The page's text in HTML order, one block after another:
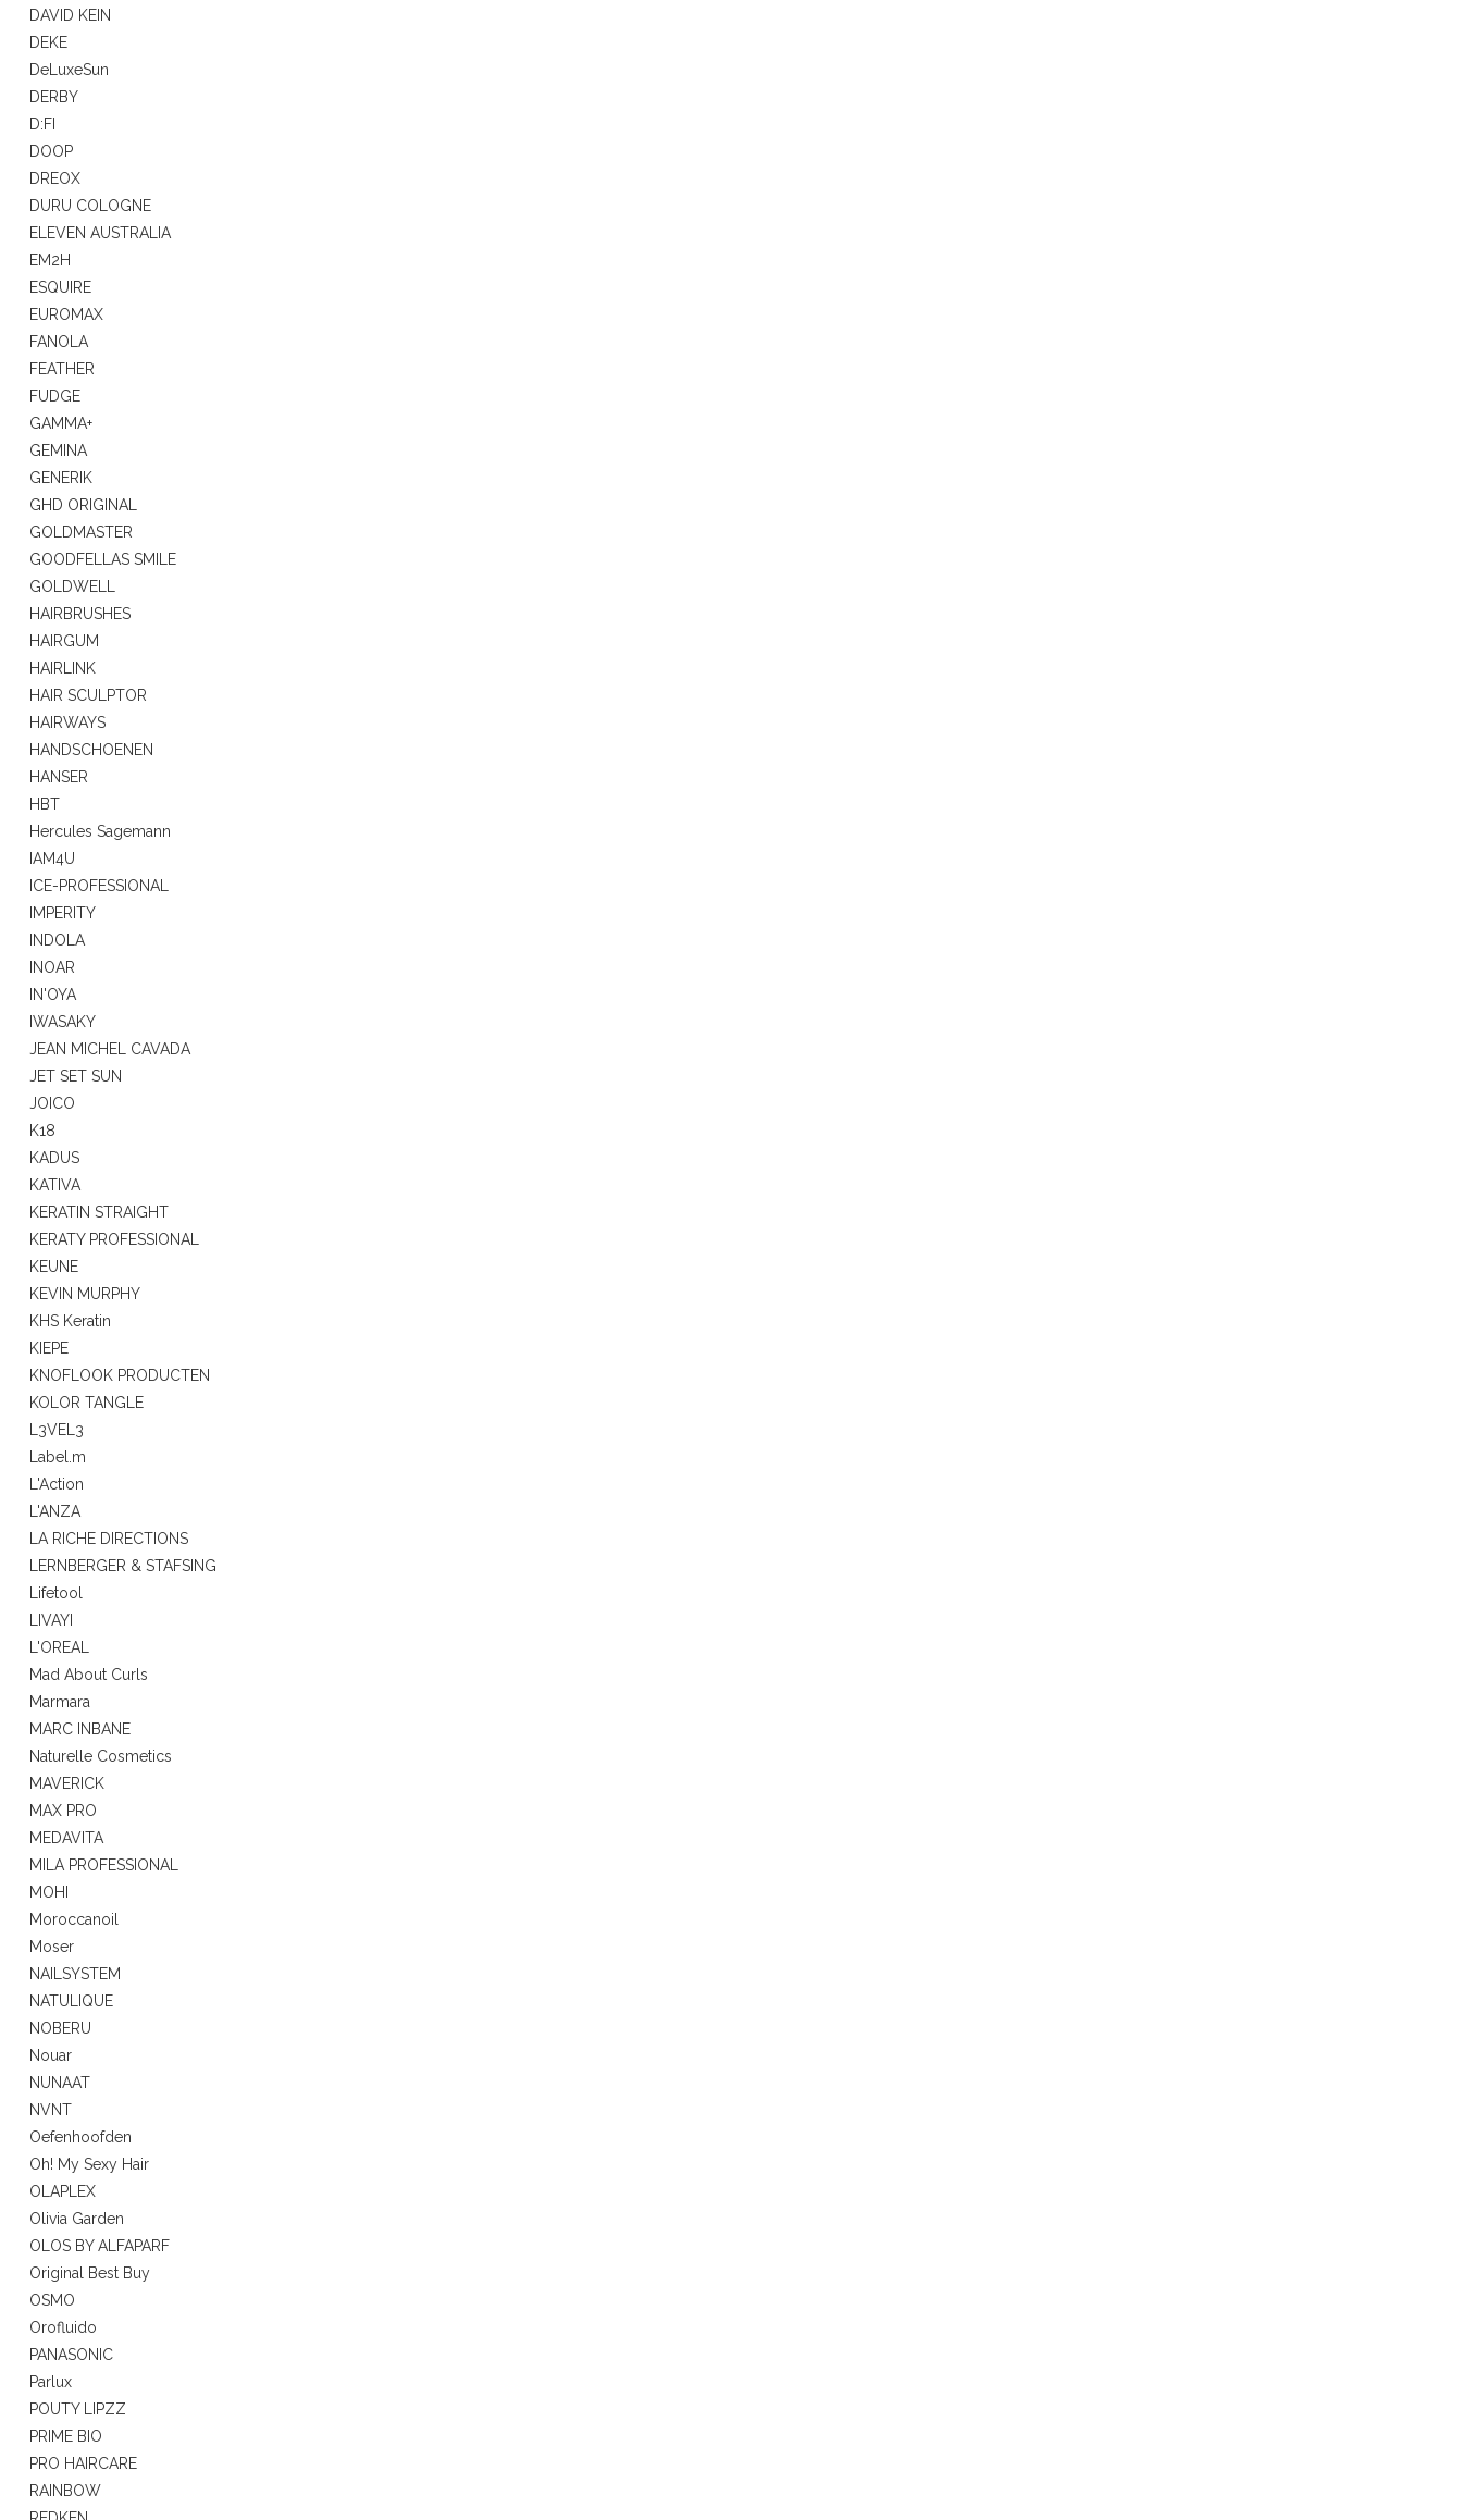
DAVID KEIN
DEKE
DeLuxeSun
DERBY
D:FI
DOOP
DREOX
DURU COLOGNE
ELEVEN AUSTRALIA
EM2H
ESQUIRE
EUROMAX
FANOLA
FEATHER
FUDGE
GAMMA+
GEMINA
GENERIK
GHD ORIGINAL
GOLDMASTER
GOODFELLAS SMILE
GOLDWELL
HAIRBRUSHES
HAIRGUM
HAIRLINK
HAIR SCULPTOR
HAIRWAYS
HANDSCHOENEN
HANSER
HBT
Hercules Sagemann
IAM4U
ICE-PROFESSIONAL
IMPERITY
INDOLA
INOAR
IN'OYA
IWASAKY
JEAN MICHEL CAVADA
JET SET SUN
JOICO
K18
KADUS
KATIVA
KERATIN STRAIGHT
KERATY PROFESSIONAL
KEUNE
KEVIN MURPHY
KHS Keratin
KIEPE
KNOFLOOK PRODUCTEN
KOLOR TANGLE
L3VEL3
Label.m
L'Action
L'ANZA
LA RICHE DIRECTIONS
LERNBERGER & STAFSING
Lifetool
LIVAYI
L'OREAL
Mad About Curls
Marmara
MARC INBANE
Naturelle Cosmetics
MAVERICK
MAX PRO
MEDAVITA
MILA PROFESSIONAL
MOHI
Moroccanoil
Moser
NAILSYSTEM
NATULIQUE
NOBERU
Nouar
NUNAAT
NVNT
Oefenhoofden
Oh! My Sexy Hair
OLAPLEX
Olivia Garden
OLOS BY ALFAPARF
Original Best Buy
OSMO
Orofluido
PANASONIC
Parlux
POUTY LIPZZ
PRIME BIO
PRO HAIRCARE
RAINBOW